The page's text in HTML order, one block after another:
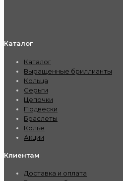
Каталог
Каталог
Выращенные бриллианты
Кольца
Серьги
Цепочки
Подвески
Браслеты
Колье
Акции
Клиентам
Доставка и оплата